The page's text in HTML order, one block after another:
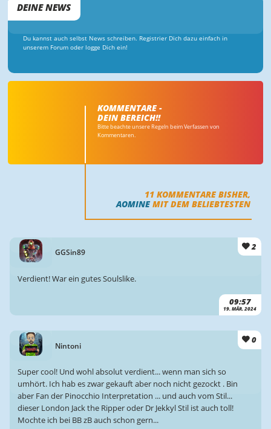
DEINE NEWS
Du kannst auch selbst News schreiben. Registrier Dich dazu einfach in
unserem Forum oder logge Dich ein!
KOMMENTARE -
DEIN BEREICH!!
Bitte beachte unsere Regeln beim Verfassen von
Kommentaren.
11 KOMMENTARE BISHER,
AOMINEMIT DEM BELIEBTESTEN
GGSin89
2
09:57
19. MÄR. 2024
Verdient! War ein gutes Soulslike.
Nintoni
0
Super cool! Und wohl absolut verdient... wenn man sich so
umhört. Ich hab es zwar gekauft aber noch nicht gezockt . Bin
aber Fan der Pinocchio Interpretation ... und auch vom Stil...
dieser London Jack the Ripper oder Dr Jekkyl Stil ist auch toll!
Mochte ich bei BB zB auch schon gern...